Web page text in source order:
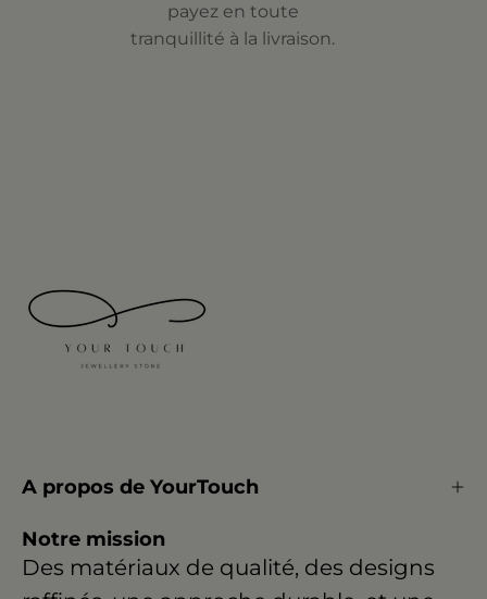
payez en toute
tranquillité à la livraison.
A propos de YourTouch
Notre mission
Des matériaux de qualité, des designs